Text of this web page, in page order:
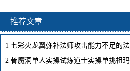
推荐文章
1 七彩火龙翼弥补法师攻击能力不足的法
2 骨魔洞单人实操试炼道士实操单挑祖玛